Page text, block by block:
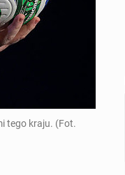
tego kraju. (Fot.